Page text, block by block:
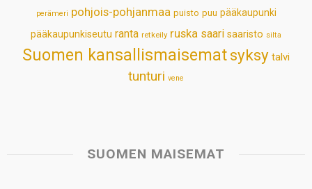
perämeri pohjois-pohjanmaa puisto puu pääkaupunki
pääkaupunkiseutu ranta retkeily ruska saari saaristo silta
Suomen kansallismaisematsyksy talvi
tunturi vene
SUOMEN MAISEMAT